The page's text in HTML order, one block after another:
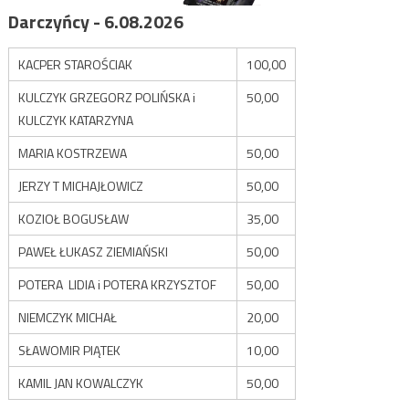
Darczyńcy - 6.08.2026
KACPER STAROŚCIAK
100,00
KULCZYK GRZEGORZ POLIŃSKA i
KULCZYK KATARZYNA
50,00
MARIA KOSTRZEWA
50,00
JERZY T MICHAJŁOWICZ
50,00
KOZIOŁ BOGUSŁAW
35,00
PAWEŁ ŁUKASZ ZIEMIAŃSKI
50,00
POTERA LIDIA i POTERA KRZYSZTOF
50,00
NIEMCZYK MICHAŁ
20,00
SŁAWOMIR PIĄTEK
10,00
KAMIL JAN KOWALCZYK
50,00